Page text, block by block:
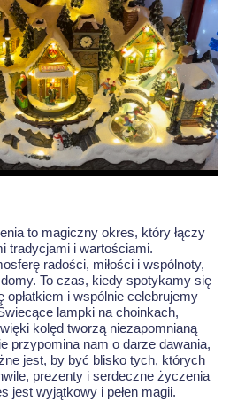
to magiczny okres, który łączy
tradycjami i wartościami.
radości, miłości i wspólnoty,
To czas, kiedy spotykamy się
i wspólnie celebrujemy
lampki na choinkach,
kolęd tworzą niezapomnianą
przypomina nam o darze dawania,
jest, by być blisko tych, których
prezenty i serdeczne życzenia
jest wyjątkowy i pełen magii.